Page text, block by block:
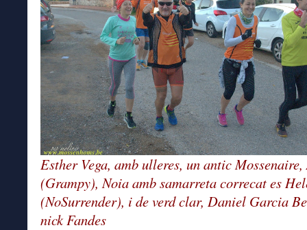
Esther Vega, amb ulleres, un antic
(Grampy), Noia amb samarreta correcat es
(NoSurrender), i de verd clar, Daniel Garcia
nick Fandes